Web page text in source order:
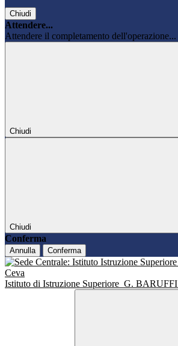
Chiudi
Attendere...
Attendere il completamento dell'operazione...
Chiudi
Chiudi
Conferma
Annulla Conferma
Istituto di Istruzione Superiore G. BARUFFI